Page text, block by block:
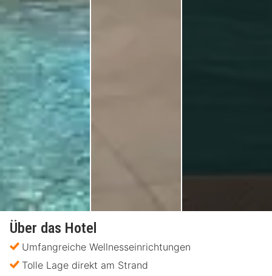
Über das Hotel
Umfangreiche Wellnesseinrichtungen
Tolle Lage direkt am Strand